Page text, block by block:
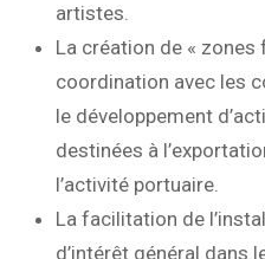
artistes.
La création de « zones
coordination avec les
le développement
destinées à
l’activité portuaire.
La facilitation de
d’intérêt général dans